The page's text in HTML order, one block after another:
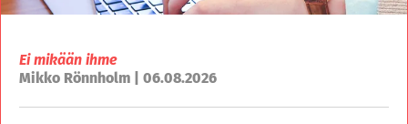
Ei mikään ihme
Mikko Rönnholm | 06.08.2026